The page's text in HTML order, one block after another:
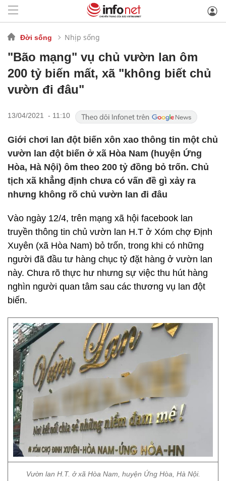
Đời sống Nhịp sống
"Bão mạng" vụ chủ vườn lan ôm
200 tỷ biến mất, xã "không biết chủ
vườn đi đâu"
13/04/2021 - 11:10
Giới chơi lan đột biến xôn xao thông tin một chủ
vườn lan đột biến ở xã Hòa Nam (huyện Ứng
Hòa, Hà Nội) ôm theo 200 tỷ đồng bỏ trốn. Chủ
tịch xã khẳng định chưa có vấn đề gì xảy ra
nhưng không rõ chủ vườn lan đi đâu
Vào ngày 12/4, trên mạng xã hội facebook lan
truyền thông tin chủ vườn lan H.T ở Xóm chợ Định
Xuyên (xã Hòa Nam) bỏ trốn, trong khi có những
người đã đầu tư hàng chục tỷ đặt hàng ở vườn lan
này. Chưa rõ thực hư nhưng sự việc thu hút hàng
nghìn người quan tâm sau các thương vụ lan đột
biến.
Vườn lan H.T. ở xã Hòa Nam, huyện Ứng Hòa, Hà Nội.